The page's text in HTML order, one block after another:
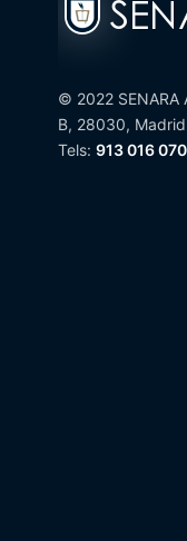
© 2022 SENARA
B, 28030, Madrid
Tels: 913 016 070